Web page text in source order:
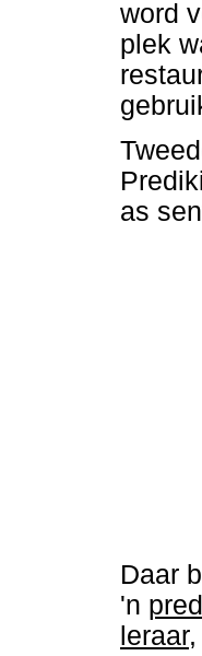
word
plek
as
Daar
'n
leraar,